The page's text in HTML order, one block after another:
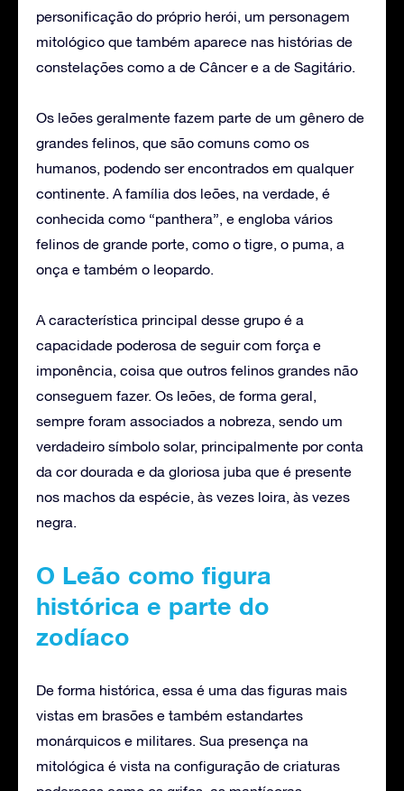
personificação do próprio herói, um personagem
mitológico que também aparece nas histórias de
constelações como a de Câncer e a de Sagitário.
Os leões geralmente fazem parte de um gênero de
grandes felinos, que são comuns como os
humanos, podendo ser encontrados em qualquer
continente. A família dos leões, na verdade, é
conhecida como “panthera”, e engloba vários
felinos de grande porte, como o tigre, o puma, a
onça e também o leopardo.
A característica principal desse grupo é a
capacidade poderosa de seguir com força e
imponência, coisa que outros felinos grandes não
conseguem fazer. Os leões, de forma geral,
sempre foram associados a nobreza, sendo um
verdadeiro símbolo solar, principalmente por conta
da cor dourada e da gloriosa juba que é presente
nos machos da espécie, às vezes loira, às vezes
negra.
O Leão como figura
histórica e parte do
zodíaco
De forma histórica, essa é uma das figuras mais
vistas em brasões e também estandartes
monárquicos e militares. Sua presença na
mitológica é vista na configuração de criaturas